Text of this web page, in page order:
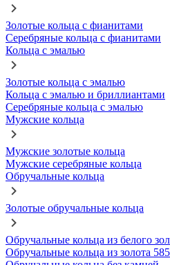
Золотые кольца с фианитами
Серебряные кольца с фианитами
Кольца с эмалью
Золотые кольца с эмалью
Кольца с эмалью и бриллиантами
Серебряные кольца с эмалью
Мужские кольца
Мужские золотые кольца
Мужские серебряные кольца
Обручальные кольца
Золотые обручальные кольца
Обручальные кольца из белого
Обручальные кольца из золота